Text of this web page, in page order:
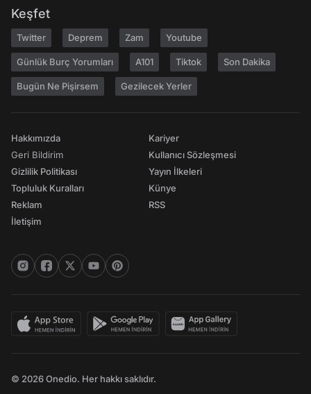
Keşfet
Twitter Deprem Zam Youtube
Günlük Burç Yorumları A101 Tiktok Son Dakika
Bugün Ne Pişirsem Gezilecek Yerler
Hakkımızda
Geri Bildirim
Gizlilik Politikası
Topluluk Kuralları
Reklam
İletişim
Kariyer
Kullanıcı Sözleşmesi
Yayın İlkeleri
Künye
RSS
© 2026 Onedio. Her hakkı saklıdır.